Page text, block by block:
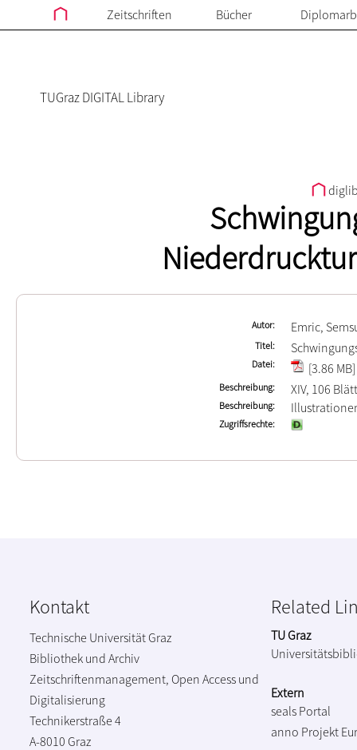
Zeitschriften Bücher
TUGraz DIGITAL Library
Autor Emric,
Titel
Datei [3.86 MB]
Beschreibung XIV, 106
Beschreibung
Zugriffsrechte
Kontakt
Technische Universität Graz
Bibliothek und Archiv
Zeitschriftenmanagement, Open Access und
Digitalisierung
Technikerstraße 4
A-8010 Graz
Related
TU Graz
Extern
seals Portal
anno Projekt